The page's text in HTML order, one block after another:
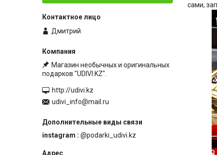
сами,
Дмитрий
Магазин необычных и оригинальных
подарков "UDIVI.KZ".
http://udivi.kz
udivi_info@mail.ru
instagram @podarki_udivi.kz